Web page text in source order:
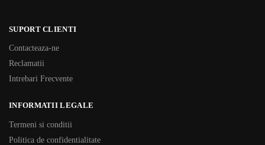
SUPORT CLIENTI
Contacteaza-ne
Reclamatii
Intrebari Frecvente
INFORMATII LEGALE
Termeni si conditii
Politica de confidentialitate